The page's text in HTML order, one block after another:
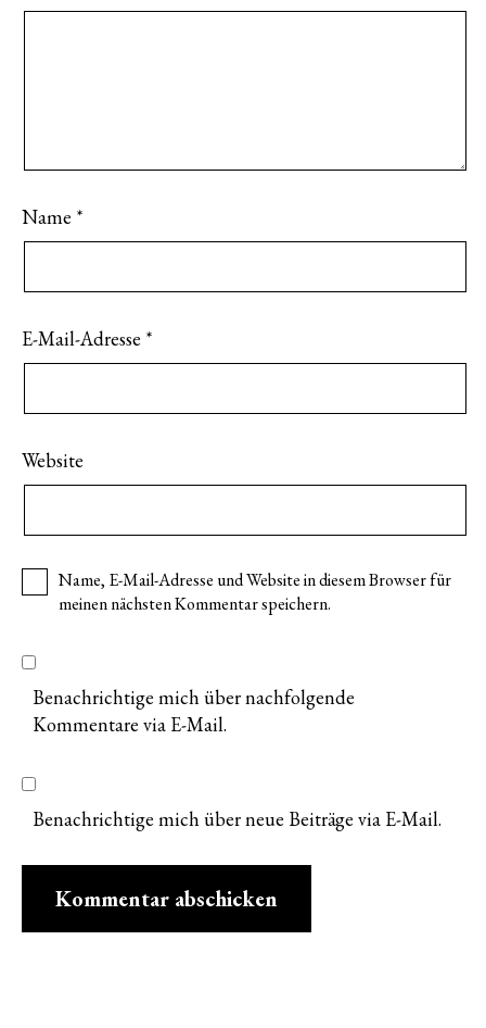
Name *
E-Mail-Adresse *
Website
Name, E-Mail-Adresse und Website in diesem Browser für
meinen nächsten Kommentar speichern.
Benachrichtige mich über nachfolgende
Kommentare via E-Mail.
Benachrichtige mich über neue Beiträge via E-Mail.